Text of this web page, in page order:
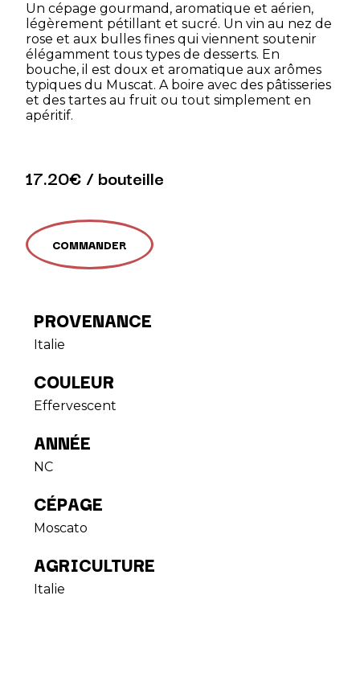
Un cépage gourmand, aromatique et aérien,
légèrement pétillant et sucré. Un vin au nez de
rose et aux bulles fines qui viennent soutenir
élégamment tous types de desserts. En
bouche, il est doux et aromatique aux arômes
typiques du Muscat. A boire avec des pâtisseries
et des tartes au fruit ou tout simplement en
apéritif.
17.20€ / bouteille
COMMANDER
PROVENANCE
Italie
COULEUR
Effervescent
ANNÉE
NC
CÉPAGE
Moscato
AGRICULTURE
Italie